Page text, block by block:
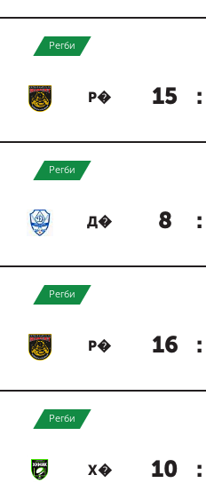
Регби
Р� 15 :
Регби
Д� 8 :
Регби
Р� 16 :
Регби
Х� 10 :